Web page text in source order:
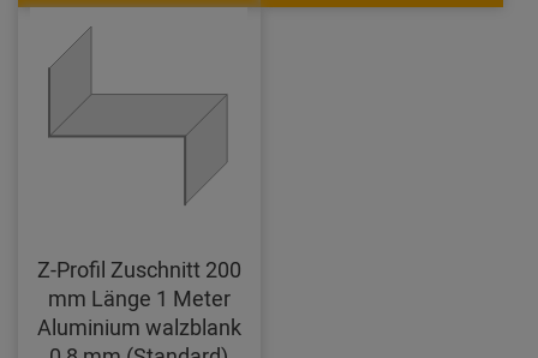
Z-Profil Zuschnitt 200
mm Länge 1 Meter
Aluminium walzblank